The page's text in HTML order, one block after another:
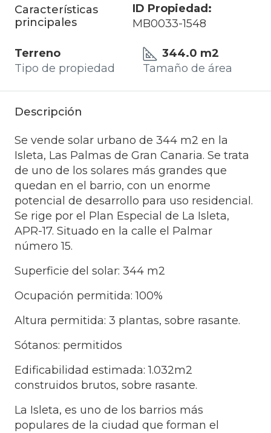
Características
principales
ID Propiedad:
MB0033-1548
Terreno
Tipo de propiedad
344.0 m2
Tamaño de área
Descripción
Se vende solar urbano de 344 m2 en la
Isleta, Las Palmas de Gran Canaria. Se trata
de uno de los solares más grandes que
quedan en el barrio, con un enorme
potencial de desarrollo para uso residencial.
Se rige por el Plan Especial de La Isleta,
APR-17. Situado en la calle el Palmar
número 15.
Superficie del solar: 344 m2
Ocupación permitida: 100%
Altura permitida: 3 plantas, sobre rasante.
Sótanos: permitidos
Edificabilidad estimada: 1.032m2
construidos brutos, sobre rasante.
La Isleta, es uno de los barrios más
populares de la ciudad que forman el